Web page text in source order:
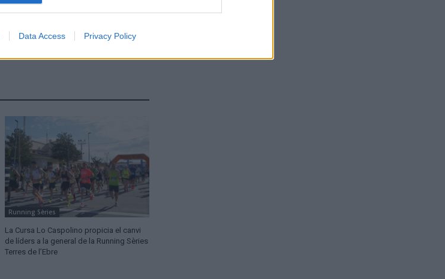
Data Access Privacy Policy
Running Sèries
La Cursa Lo Caspolino propicia el canvi
de líders a la general de la Running Sèries
Terres de l’Ebre